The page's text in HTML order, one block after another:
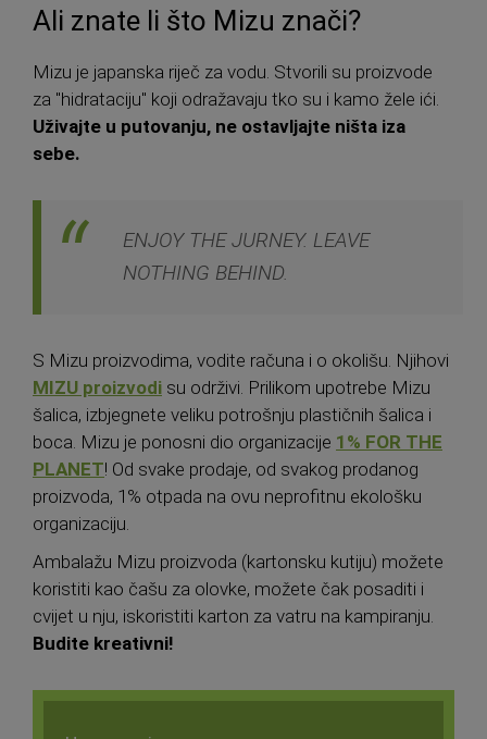
Ali znate li što Mizu znači?
Mizu je japanska riječ za vodu. Stvorili su proizvode
za "hidrataciju" koji odražavaju tko su i kamo žele ići.
Uživajte u putovanju, ne ostavljajte ništa iza
sebe.
ENJOY THE JURNEY. LEAVE
NOTHING BEHIND.
S Mizu proizvodima, vodite računa i o okolišu. Njihovi
MIZU proizvodi su održivi. Prilikom upotrebe Mizu
šalica, izbjegnete veliku potrošnju plastičnih šalica i
boca. Mizu je ponosni dio organizacije 1% FOR THE
PLANET! Od svake prodaje, od svakog prodanog
proizvoda, 1% otpada na ovu neprofitnu ekološku
organizaciju.
Ambalažu Mizu proizvoda (kartonsku kutiju) možete
koristiti kao čašu za olovke, možete čak posaditi i
cvijet u nju, iskoristiti karton za vatru na kampiranju.
Budite kreativni!